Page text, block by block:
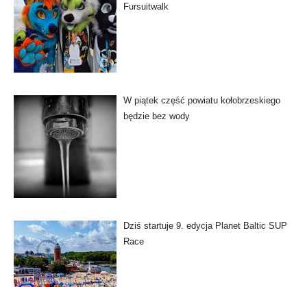
Fursuitwalk
W piątek część powiatu kołobrzeskiego
będzie bez wody
Dziś startuje 9. edycja Planet Baltic SUP
Race